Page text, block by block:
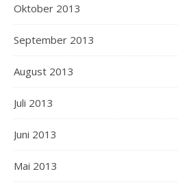
Oktober 2013
September 2013
August 2013
Juli 2013
Juni 2013
Mai 2013